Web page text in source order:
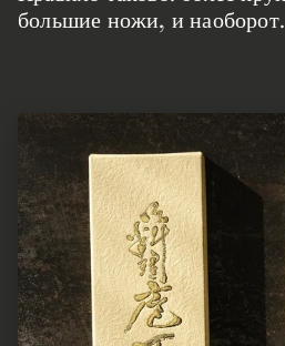
большие ножи, и наоборот.